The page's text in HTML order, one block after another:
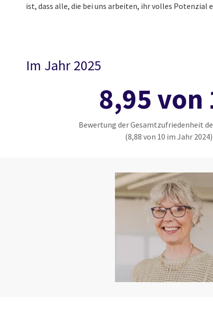
ist, dass alle, die bei uns arbeiten, ihr volles
Im Jahr 2025
8,95 von
Bewertung der Gesamtzufriedenheit
(8,88 von 10 im Jahr 2024)